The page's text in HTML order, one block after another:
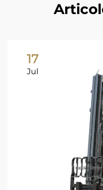
17
Jul